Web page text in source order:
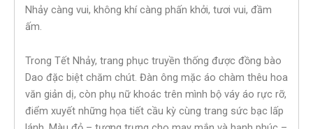
Nhảy càng vui, không khí càng phấn khởi, tươi vui, đầm
ấm.
Trong Tết Nhảy, trang phục truyền thống được đồng bào
Dao đặc biệt chăm chút. Đàn ông mặc áo chàm thêu hoa
văn giản dị, còn phụ nữ khoác trên mình bộ váy áo rực rỡ,
điểm xuyết những họa tiết cầu kỳ cùng trang sức bạc lấp